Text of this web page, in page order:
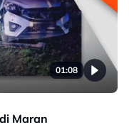
01:08
Maran